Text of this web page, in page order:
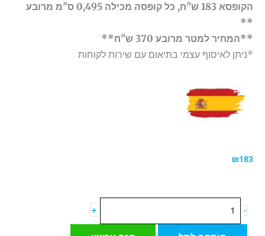
הקופסא 183 ש"ח, כל קופסה מכילה 0,495 ס"מ מרובע
**
**המחיר למטר מרובע 370 ש"ח**
*ניתן לאיסוף עצמי בתיאום עם שירות לקוחות
₪183
-
של
+